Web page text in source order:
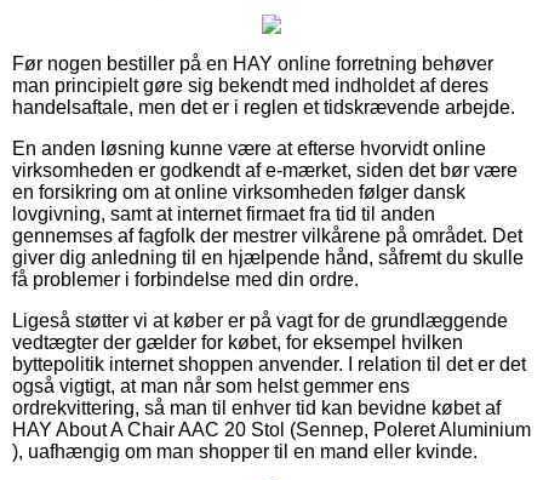
Før nogen bestiller på en HAY online forretning behøver
man principielt gøre sig bekendt med indholdet af deres
handelsaftale, men det er i reglen et tidskrævende arbejde.
En anden løsning kunne være at efterse hvorvidt online
virksomheden er godkendt af e-mærket, siden det bør være
en forsikring om at online virksomheden følger dansk
lovgivning, samt at internet firmaet fra tid til anden
gennemses af fagfolk der mestrer vilkårene på området. Det
giver dig anledning til en hjælpende hånd, såfremt du skulle
få problemer i forbindelse med din ordre.
Ligeså støtter vi at køber er på vagt for de grundlæggende
vedtægter der gælder for købet, for eksempel hvilken
byttepolitik internet shoppen anvender. I relation til det er det
også vigtigt, at man når som helst gemmer ens
ordrekvittering, så man til enhver tid kan bevidne købet af
HAY About A Chair AAC 20 Stol (Sennep, Poleret Aluminium
), uafhængig om man shopper til en mand eller kvinde.